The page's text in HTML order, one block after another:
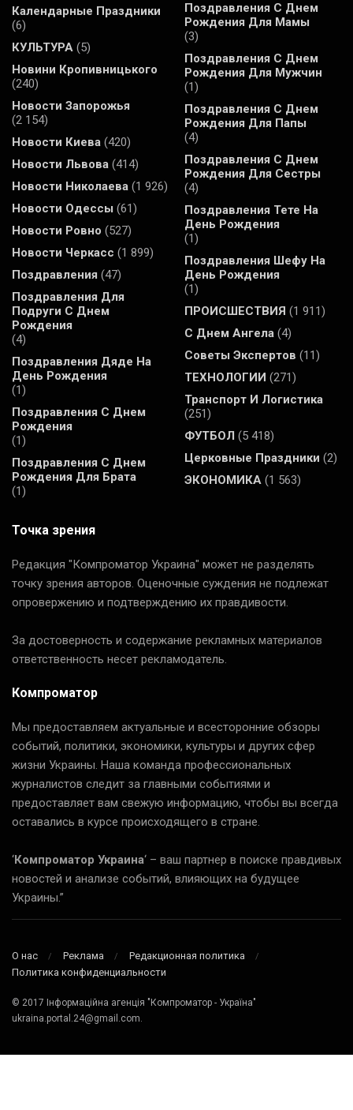
Календарные Праздники
(6)
КУЛЬТУРА (5)
Новини Кропивницького
(240)
Новости Запорожья
(2 154)
Новости Киева (420)
Новости Львова (414)
Новости Николаева (1 926)
Новости Одессы (61)
Новости Ровно (527)
Новости Черкасс (1 899)
Поздравления (47)
Поздравления Для
Подруги С Днем
Рождения
(4)
Поздравления Дяде На
День Рождения
(1)
Поздравления С Днем
Рождения
(1)
Поздравления С Днем
Рождения Для Брата
(1)
Поздравления С Днем
Рождения Для Мамы
(3)
Поздравления С Днем
Рождения Для Мужчин
(1)
Поздравления С Днем
Рождения Для Папы
(4)
Поздравления С Днем
Рождения Для Сестры
(4)
Поздравления Тете На
День Рождения
(1)
Поздравления Шефу На
День Рождения
(1)
ПРОИСШЕСТВИЯ (1 911)
С Днем Ангела (4)
Советы Экспертов (11)
ТЕХНОЛОГИИ (271)
Транспорт И Логистика
(251)
ФУТБОЛ (5 418)
Церковные Праздники (2)
ЭКОНОМИКА (1 563)
Точка зрения
Редакция "Компроматор Украина" может не разделять
точку зрения авторов. Оценочные суждения не подлежат
опровержению и подтверждению их правдивости.
За достоверность и содержание рекламных материалов
ответственность несет рекламодатель.
Компроматор
Мы предоставляем актуальные и всесторонние обзоры
событий, политики, экономики, культуры и других сфер
жизни Украины. Наша команда профессиональных
журналистов следит за главными событиями и
предоставляет вам свежую информацию, чтобы вы всегда
оставались в курсе происходящего в стране.
‘Компроматор Украина‘ – ваш партнер в поиске правдивых
новостей и анализе событий, влияющих на будущее
Украины.”
О нас Реклама
Редакционная политика
Политика конфиденциальности
© 2017 Інформаційна агенція "Компроматор - Україна"
ukraina.portal.24@gmail.com.